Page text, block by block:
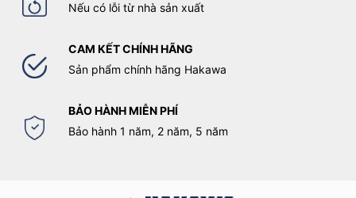
Nếu có lỗi từ nhà sản xuất
CAM KẾT CHÍNH HÃNG
Sản phẩm chính hãng Hakawa
BẢO HÀNH MIỄN PHÍ
Bảo hành 1 năm, 2 năm, 5 năm